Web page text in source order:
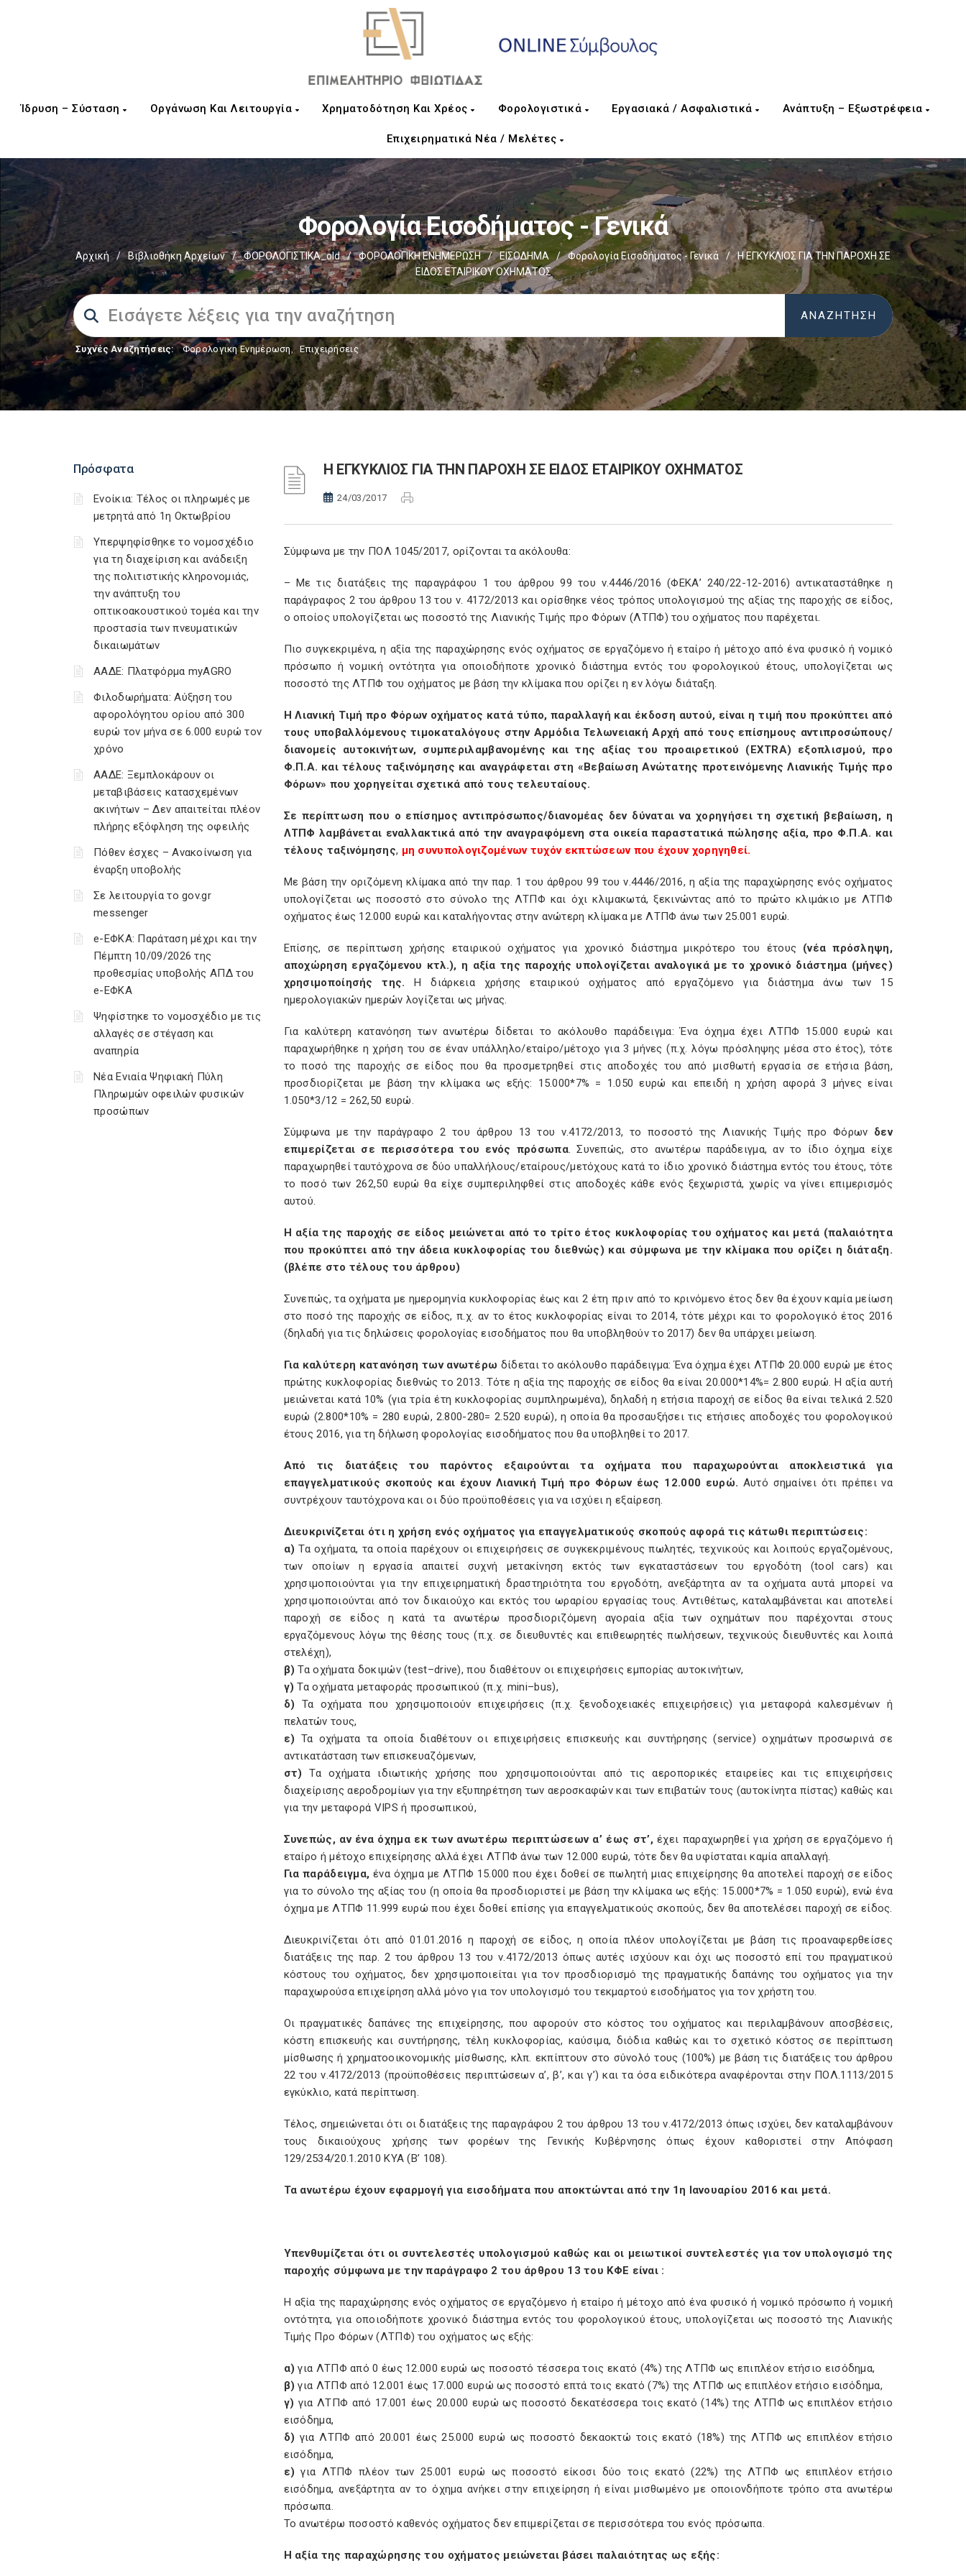
Ίδρυση – Σύσταση Οργάνωση Και Λειτουργία Χρηματοδότηση Και Χρέος Φορολογιστικά Εργασιακά / Ασφαλιστικά Ανάπτυξη – Εξωστρέφεια
Επιχειρηματικά Νέα / Μελέτες
Φορολογία Εισοδήματος - Γενικά
Αρχική / Βιβλιοθήκη Αρχείων / ΦΟΡΟΛΟΓΙΣΤΙΚΑ_old / ΦΟΡΟΛΟΓΙΚΗ ΕΝΗΜΕΡΩΣΗ / ΕΙΣΟΔΗΜΑ / Φορολογία Εισοδήματος - Γενικά /
Η ΕΓΚΥΚΛΙΟΣ ΓΙΑ ΤΗΝ ΠΑΡΟΧΗ ΣΕ
ΕΙΔΟΣ ΕΤΑΙΡΙΚΟΥ ΟΧΗΜΑΤΟΣ
Συχνές Αναζητήσεις: Φορολογικη Ενημέρωση, Επιχειρήσεις
Πρόσφατα
Ενοίκια: Τέλος οι πληρωμές με
μετρητά από 1η Οκτωβρίου
Υπερψηφίσθηκε το νομοσχέδιο
για τη διαχείριση και ανάδειξη
της πολιτιστικής κληρονομιάς,
την ανάπτυξη του
οπτικοακουστικού τομέα και την
προστασία των πνευματικών
δικαιωμάτων
ΑΑΔΕ: Πλατφόρμα myAGRO
Φιλοδωρήματα: Αύξηση του
αφορολόγητου ορίου από 300
ευρώ τον μήνα σε 6.000 ευρώ τον
χρόνο
ΑΑΔΕ: Ξεμπλοκάρουν οι
μεταβιβάσεις κατασχεμένων
ακινήτων – Δεν απαιτείται πλέον
πλήρης εξόφληση της οφειλής
Πόθεν έσχες – Ανακοίνωση για
έναρξη υποβολής
Σε λειτουργία το gov.gr
messenger
e-ΕΦΚΑ: Παράταση μέχρι και την
Πέμπτη 10/09/2026 της
προθεσμίας υποβολής ΑΠΔ του
e-ΕΦΚΑ
Ψηφίστηκε το νομοσχέδιο με τις
αλλαγές σε στέγαση και
αναπηρία
Νέα Ενιαία Ψηφιακή Πύλη
Πληρωμών οφειλών φυσικών
προσώπων
Η ΕΓΚΥΚΛΙΟΣ ΓΙΑ ΤΗΝ ΠΑΡΟΧΗ ΣΕ ΕΙΔΟΣ ΕΤΑΙΡΙΚΟΥ ΟΧΗΜΑΤΟΣ
24/03/2017
Σύμφωνα με την ΠΟΛ 1045/2017, ορίζονται τα ακόλουθα:
– Με τις διατάξεις της παραγράφου 1 του άρθρου 99 του ν.4446/2016 (ΦΕΚΑ’ 240/22-12-2016) αντικαταστάθηκε η
παράγραφος 2 του άρθρου 13 του ν. 4172/2013 και ορίσθηκε νέος τρόπος υπολογισμού της αξίας της παροχής σε είδος,
ο οποίος υπολογίζεται ως ποσοστό της Λιανικής Τιμής προ Φόρων (ΛΤΠΦ) του οχήματος που παρέχεται.
Πιο συγκεκριμένα, η αξία της παραχώρησης ενός οχήματος σε εργαζόμενο ή εταίρο ή μέτοχο από ένα φυσικό ή νομικό
πρόσωπο ή νομική οντότητα για οποιοδήποτε χρονικό διάστημα εντός του φορολογικού έτους, υπολογίζεται ως
ποσοστό της ΛΤΠΦ του οχήματος με βάση την κλίμακα που ορίζει η εν λόγω διάταξη.
Η Λιανική Τιμή προ Φόρων οχήματος κατά τύπο, παραλλαγή και έκδοση αυτού, είναι η τιμή που προκύπτει από
τους υποβαλλόμενους τιμοκαταλόγους στην Αρμόδια Τελωνειακή Αρχή από τους επίσημους αντιπροσώπους/
διανομείς αυτοκινήτων, συμπεριλαμβανομένης και της αξίας του προαιρετικού (EXTRA) εξοπλισμού, προ
Φ.Π.Α. και τέλους ταξινόμησης και αναγράφεται στη «Βεβαίωση Ανώτατης προτεινόμενης Λιανικής Τιμής προ
Φόρων» που χορηγείται σχετικά από τους τελευταίους.
Σε περίπτωση που ο επίσημος αντιπρόσωπος/διανομέας δεν δύναται να χορηγήσει τη σχετική βεβαίωση, η
ΛΤΠΦ λαμβάνεται εναλλακτικά από την αναγραφόμενη στα οικεία παραστατικά πώλησης αξία, προ Φ.Π.Α. και
τέλους ταξινόμησης, μη συνυπολογιζομένων τυχόν εκπτώσεων που έχουν χορηγηθεί.
Με βάση την οριζόμενη κλίμακα από την παρ. 1 του άρθρου 99 του ν.4446/2016, η αξία της παραχώρησης ενός οχήματος
υπολογίζεται ως ποσοστό στο σύνολο της ΛΤΠΦ και όχι κλιμακωτά, ξεκινώντας από το πρώτο κλιμάκιο με ΛΤΠΦ
οχήματος έως 12.000 ευρώ και καταλήγοντας στην ανώτερη κλίμακα με ΛΤΠΦ άνω των 25.001 ευρώ.
Επίσης, σε περίπτωση χρήσης εταιρικού οχήματος για χρονικό διάστημα μικρότερο του έτους (νέα πρόσληψη,
αποχώρηση εργαζόμενου κτλ.), η αξία της παροχής υπολογίζεται αναλογικά με το χρονικό διάστημα (μήνες)
χρησιμοποίησής της. Η διάρκεια χρήσης εταιρικού οχήματος από εργαζόμενο για διάστημα άνω των 15
ημερολογιακών ημερών λογίζεται ως μήνας.
Για καλύτερη κατανόηση των ανωτέρω δίδεται το ακόλουθο παράδειγμα: Ένα όχημα έχει ΛΤΠΦ 15.000 ευρώ και
παραχωρήθηκε η χρήση του σε έναν υπάλληλο/εταίρο/μέτοχο για 3 μήνες (π.χ. λόγω πρόσληψης μέσα στο έτος), τότε
το ποσό της παροχής σε είδος που θα προσμετρηθεί στις αποδοχές του από μισθωτή εργασία σε ετήσια βάση,
προσδιορίζεται με βάση την κλίμακα ως εξής: 15.000*7% = 1.050 ευρώ και επειδή η χρήση αφορά 3 μήνες είναι
1.050*3/12 = 262,50 ευρώ.
Σύμφωνα με την παράγραφο 2 του άρθρου 13 του ν.4172/2013, το ποσοστό της Λιανικής Τιμής προ Φόρων δεν
επιμερίζεται σε περισσότερα του ενός πρόσωπα. Συνεπώς, στο ανωτέρω παράδειγμα, αν το ίδιο όχημα είχε
παραχωρηθεί ταυτόχρονα σε δύο υπαλλήλους/εταίρους/μετόχους κατά το ίδιο χρονικό διάστημα εντός του έτους, τότε
το ποσό των 262,50 ευρώ θα είχε συμπεριληφθεί στις αποδοχές κάθε ενός ξεχωριστά, χωρίς να γίνει επιμερισμός
αυτού.
Η αξία της παροχής σε είδος μειώνεται από το τρίτο έτος κυκλοφορίας του οχήματος και μετά (παλαιότητα
που προκύπτει από την άδεια κυκλοφορίας του διεθνώς) και σύμφωνα με την κλίμακα που ορίζει η διάταξη.
(βλέπε στο τέλους του άρθρου)
Συνεπώς, τα οχήματα με ημερομηνία κυκλοφορίας έως και 2 έτη πριν από το κρινόμενο έτος δεν θα έχουν καμία μείωση
στο ποσό της παροχής σε είδος, π.χ. αν το έτος κυκλοφορίας είναι το 2014, τότε μέχρι και το φορολογικό έτος 2016
(δηλαδή για τις δηλώσεις φορολογίας εισοδήματος που θα υποβληθούν το 2017) δεν θα υπάρχει μείωση.
Για καλύτερη κατανόηση των ανωτέρω δίδεται το ακόλουθο παράδειγμα: Ένα όχημα έχει ΛΤΠΦ 20.000 ευρώ με έτος
πρώτης κυκλοφορίας διεθνώς το 2013. Τότε η αξία της παροχής σε είδος θα είναι 20.000*14%= 2.800 ευρώ. Η αξία αυτή
μειώνεται κατά 10% (για τρία έτη κυκλοφορίας συμπληρωμένα), δηλαδή η ετήσια παροχή σε είδος θα είναι τελικά 2.520
ευρώ (2.800*10% = 280 ευρώ, 2.800-280= 2.520 ευρώ), η οποία θα προσαυξήσει τις ετήσιες αποδοχές του φορολογικού
έτους 2016, για τη δήλωση φορολογίας εισοδήματος που θα υποβληθεί το 2017.
Από τις διατάξεις του παρόντος εξαιρούνται τα οχήματα που παραχωρούνται αποκλειστικά για
επαγγελματικούς σκοπούς και έχουν Λιανική Τιμή προ Φόρων έως 12.000 ευρώ. Αυτό σημαίνει ότι πρέπει να
συντρέχουν ταυτόχρονα και οι δύο προϋποθέσεις για να ισχύει η εξαίρεση.
Διευκρινίζεται ότι η χρήση ενός οχήματος για επαγγελματικούς σκοπούς αφορά τις κάτωθι περιπτώσεις:
α)Τα οχήματα, τα οποία παρέχουν οι επιχειρήσεις σε συγκεκριμένους πωλητές, τεχνικούς και λοιπούς εργαζομένους,
των οποίων η εργασία απαιτεί συχνή μετακίνηση εκτός των εγκαταστάσεων του εργοδότη (tool cars) και
χρησιμοποιούνται για την επιχειρηματική δραστηριότητα του εργοδότη, ανεξάρτητα αν τα οχήματα αυτά μπορεί να
χρησιμοποιούνται από τον δικαιούχο και εκτός του ωραρίου εργασίας τους. Αντιθέτως, καταλαμβάνεται και αποτελεί
παροχή σε είδος η κατά τα ανωτέρω προσδιοριζόμενη αγοραία αξία των οχημάτων που παρέχονται στους
εργαζόμενους λόγω της θέσης τους (π.χ. σε διευθυντές και επιθεωρητές πωλήσεων, τεχνικούς διευθυντές και λοιπά
στελέχη),
β)Τα οχήματα δοκιμών (test–drive), που διαθέτουν οι επιχειρήσεις εμπορίας αυτοκινήτων,
γ)Τα οχήματα μεταφοράς προσωπικού (π.χ. mini–bus),
δ) Τα οχήματα που χρησιμοποιούν επιχειρήσεις (π.χ. ξενοδοχειακές επιχειρήσεις) για μεταφορά καλεσμένων ή
πελατών τους,
ε) Τα οχήματα τα οποία διαθέτουν οι επιχειρήσεις επισκευής και συντήρησης (service) οχημάτων προσωρινά σε
αντικατάσταση των επισκευαζόμενων,
στ) Τα οχήματα ιδιωτικής χρήσης που χρησιμοποιούνται από τις αεροπορικές εταιρείες και τις επιχειρήσεις
διαχείρισης αεροδρομίων για την εξυπηρέτηση των αεροσκαφών και των επιβατών τους (αυτοκίνητα πίστας) καθώς και
για την μεταφορά VIPS ή προσωπικού,
Συνεπώς, αν ένα όχημα εκ των ανωτέρω περιπτώσεων α’ έως στ’,έχει παραχωρηθεί για χρήση σε εργαζόμενο ή
εταίρο ή μέτοχο επιχείρησης αλλά έχει ΛΤΠΦ άνω των 12.000 ευρώ, τότε δεν θα υφίσταται καμία απαλλαγή.
Για παράδειγμα,ένα όχημα με ΛΤΠΦ 15.000 που έχει δοθεί σε πωλητή μιας επιχείρησης θα αποτελεί παροχή σε είδος
για το σύνολο της αξίας του (η οποία θα προσδιοριστεί με βάση την κλίμακα ως εξής: 15.000*7% = 1.050 ευρώ), ενώ ένα
όχημα με ΛΤΠΦ 11.999 ευρώ που έχει δοθεί επίσης για επαγγελματικούς σκοπούς, δεν θα αποτελέσει παροχή σε είδος.
Διευκρινίζεται ότι από 01.01.2016 η παροχή σε είδος, η οποία πλέον υπολογίζεται με βάση τις προαναφερθείσες
διατάξεις της παρ. 2 του άρθρου 13 του ν.4172/2013 όπως αυτές ισχύουν και όχι ως ποσοστό επί του πραγματικού
κόστους του οχήματος, δεν χρησιμοποιείται για τον προσδιορισμό της πραγματικής δαπάνης του οχήματος για την
παραχωρούσα επιχείρηση αλλά μόνο για τον υπολογισμό του τεκμαρτού εισοδήματος για τον χρήστη του.
Οι πραγματικές δαπάνες της επιχείρησης, που αφορούν στο κόστος του οχήματος και περιλαμβάνουν αποσβέσεις,
κόστη επισκευής και συντήρησης, τέλη κυκλοφορίας, καύσιμα, διόδια καθώς και το σχετικό κόστος σε περίπτωση
μίσθωσης ή χρηματοοικονομικής μίσθωσης, κλπ. εκπίπτουν στο σύνολό τους (100%) με βάση τις διατάξεις του άρθρου
22 του ν.4172/2013 (προϋποθέσεις περιπτώσεων α’, β’, και γ’) και τα όσα ειδικότερα αναφέρονται στην ΠΟΛ.1113/2015
εγκύκλιο, κατά περίπτωση.
Τέλος, σημειώνεται ότι οι διατάξεις της παραγράφου 2 του άρθρου 13 του ν.4172/2013 όπως ισχύει, δεν καταλαμβάνουν
τους δικαιούχους χρήσης των φορέων της Γενικής Κυβέρνησης όπως έχουν καθοριστεί στην Απόφαση
129/2534/20.1.2010 ΚΥΑ (Β’ 108).
Τα ανωτέρω έχουν εφαρμογή για εισοδήματα που αποκτώνται από την 1η Ιανουαρίου 2016 και μετά.
Υπενθυμίζεται ότι οι συντελεστές υπολογισμού καθώς και οι μειωτικοί συντελεστές για τον υπολογισμό της
παροχής σύμφωνα με την παράγραφο 2 του άρθρου 13 του ΚΦΕ είναι :
Η αξία της παραχώρησης ενός οχήματος σε εργαζόμενο ή εταίρο ή μέτοχο από ένα φυσικό ή νομικό πρόσωπο ή νομική
οντότητα, για οποιοδήποτε χρονικό διάστημα εντός του φορολογικού έτους, υπολογίζεται ως ποσοστό της Λιανικής
Τιμής Προ Φόρων (ΛΤΠΦ) του οχήματος ως εξής:
α) για ΛΤΠΦ από 0 έως 12.000 ευρώ ως ποσοστό τέσσερα τοις εκατό (4%) της ΛΤΠΦ ως επιπλέον ετήσιο εισόδημα,
β) για ΛΤΠΦ από 12.001 έως 17.000 ευρώ ως ποσοστό επτά τοις εκατό (7%) της ΛΤΠΦ ως επιπλέον ετήσιο εισόδημα,
γ) για ΛΤΠΦ από 17.001 έως 20.000 ευρώ ως ποσοστό δεκατέσσερα τοις εκατό (14%) της ΛΤΠΦ ως επιπλέον ετήσιο
εισόδημα,
δ) για ΛΤΠΦ από 20.001 έως 25.000 ευρώ ως ποσοστό δεκαοκτώ τοις εκατό (18%) της ΛΤΠΦ ως επιπλέον ετήσιο
εισόδημα,
ε)για ΛΤΠΦ πλέον των 25.001 ευρώ ως ποσοστό είκοσι δύο τοις εκατό (22%) της ΛΤΠΦ ως επιπλέον ετήσιο
εισόδημα, ανεξάρτητα αν το όχημα ανήκει στην επιχείρηση ή είναι μισθωμένο με οποιονδήποτε τρόπο στα ανωτέρω
πρόσωπα.
Το ανωτέρω ποσοστό καθενός οχήματος δεν επιμερίζεται σε περισσότερα του ενός πρόσωπα.
Η αξία της παραχώρησης του οχήματος μειώνεται βάσει παλαιότητας ως εξής: